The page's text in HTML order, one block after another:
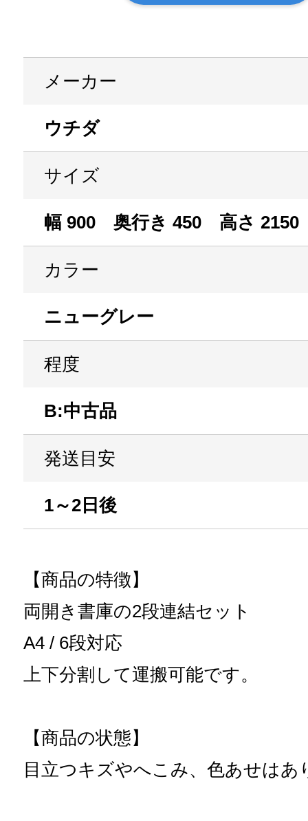
メーカー
ウチダ
サイズ
幅 900 奥行き 450 高さ 2150
カラー
ニューグレー
程度
B:中古品
発送目安
1～2日後
【商品の特徴】
両開き書庫の2段連結セット
A4 / 6段対応
上下分割して運搬可能です。
【商品の状態】
目立つキズやへこみ、色あせはあ